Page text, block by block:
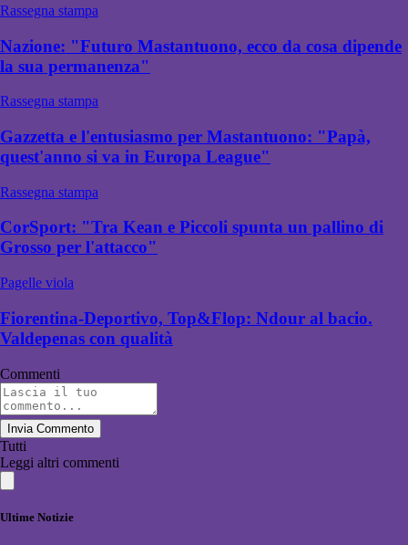
Rassegna stampa
Nazione: "Futuro Mastantuono, ecco da cosa dipende
la sua permanenza"
Rassegna stampa
Gazzetta e l'entusiasmo per Mastantuono: "Papà,
quest'anno si va in Europa League"
Rassegna stampa
CorSport: "Tra Kean e Piccoli spunta un pallino di
Grosso per l'attacco"
Pagelle viola
Fiorentina-Deportivo, Top&Flop: Ndour al bacio.
Valdepenas con qualità
Commenti
Invia Commento
Tutti
Leggi altri commenti
Ultime Notizie